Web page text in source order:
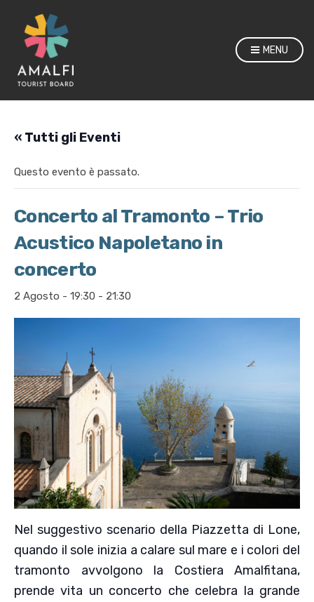
MENU
« Tutti gli Eventi
Questo evento è passato.
Concerto al Tramonto – Trio
Acustico Napoletano in
concerto
2 Agosto - 19:30 - 21:30
Nel suggestivo scenario della Piazzetta di Lone,
quando il sole inizia a calare sul mare e i colori del
tramonto avvolgono la Costiera Amalfitana,
prende vita un concerto che celebra la grande